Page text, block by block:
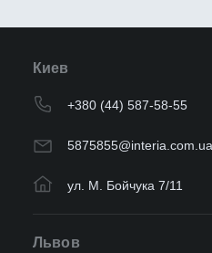
Киев
+380 (44) 587-58-55
5875855@interia.com.ua
ул. М. Бойчука 7/11
Львов